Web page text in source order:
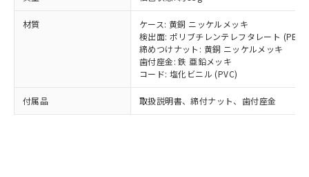
材質
ケース: 黄銅 ニッケルメッキ
検出面: ポリブチレンテレフタレート (PBT)
締めつけナット: 黄銅 ニッケルメッキ
歯付座金: 鉄 亜鉛メッキ
コード: 塩化ビニル (PVC)
付属品 取扱説明書、締付ナット、歯付座金
在庫状況および標準価格結果を当社の
事前の承諾なく第三者に漏洩または開
示しないようお願いします。
マイパーツ機能（部品リスト作成サー
ビス）をご利用いただくには、I-Web
メンバーズにご登録されている必要が
お客様が当ウェブサイト上で当社にご
※2 対応予定月
部品在庫の切り替え状況などにより、予定
月が前後することがあります。
※3 非含有証明書ダウンロード
「ｅ」：有害物質（10物質）のすべてが基
準値以下であることを示します。
「10」：通常の使用状況下において有害物
質が外部に漏えいし、環境に深刻な影響を
及ぼさない年数を意味します。
「－」：未確認です。当社販売部門へお問
い合わせください。
当社は、貴社製品を第三者に販売する
場合は、上記1、2および3の内容を当
該第三者に通知します。また当社は、
販売先および販売に係わる関係者が違
法に輸出するおそれがある場合は、取
り引きをいたしません。
機器販売店・当社販売員にご確
認ください)
受注生産機種、また在庫状況の
情報を公開していない機種